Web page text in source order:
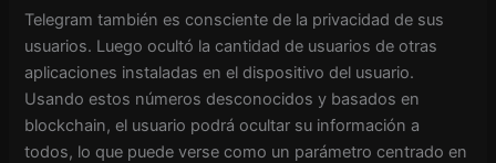
Telegram también es consciente de la privacidad de sus
usuarios. Luego ocultó la cantidad de usuarios de otras
aplicaciones instaladas en el dispositivo del usuario.
Usando estos números desconocidos y basados ​​en
blockchain, el usuario podrá ocultar su información a
todos, lo que puede verse como un parámetro centrado en